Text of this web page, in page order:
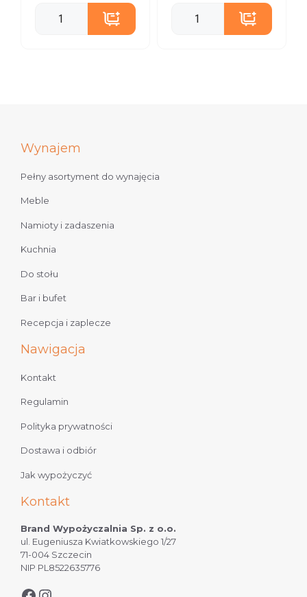
Wynajem
Pełny asortyment do wynajęcia
Meble
Namioty i zadaszenia
Kuchnia
Do stołu
Bar i bufet
Recepcja i zaplecze
Nawigacja
Kontakt
Regulamin
Polityka prywatności
Dostawa i odbiór
Jak wypożyczyć
Kontakt
Brand Wypożyczalnia Sp. z o.o.
ul. Eugeniusza Kwiatkowskiego 1/27
71-004 Szczecin
NIP PL8522635776